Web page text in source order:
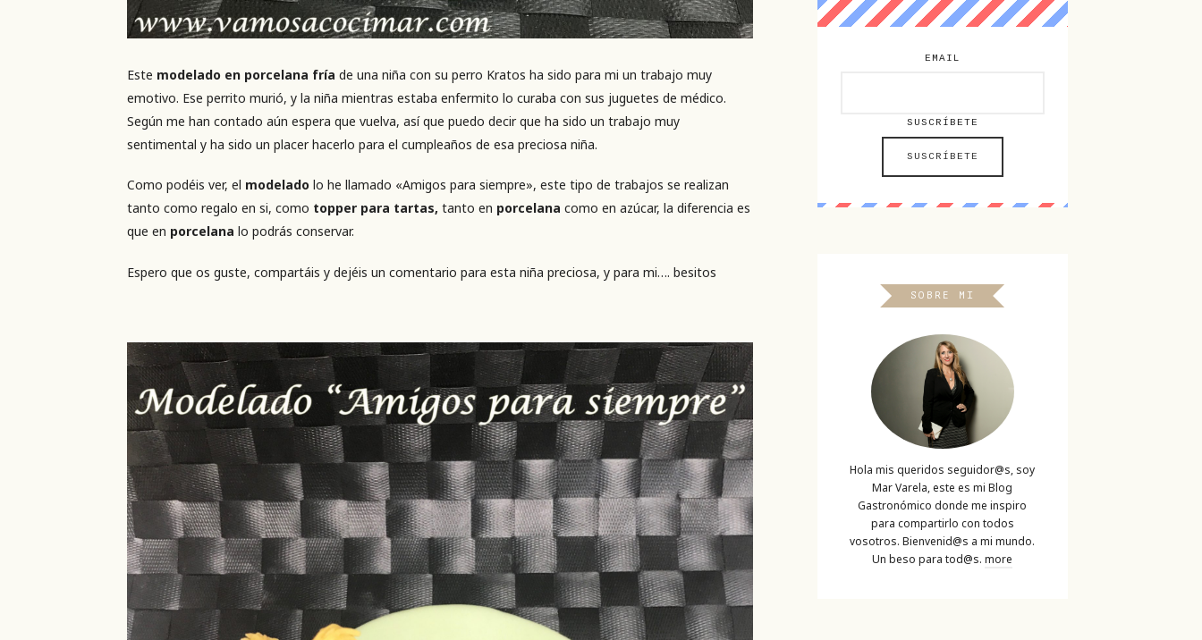
Este modelado en porcelana fría de una niña con su perro Kratos ha sido para mi un trabajo muy
emotivo. Ese perrito murió, y la niña mientras estaba enfermito lo curaba con sus juguetes de médico.
Según me han contado aún espera que vuelva, así que puedo decir que ha sido un trabajo muy
sentimental y ha sido un placer hacerlo para el cumpleaños de esa preciosa niña.
Como podéis ver, el modelado lo he llamado «Amigos para siempre», este tipo de trabajos se realizan
tanto como regalo en si, como topper para tartas, tanto en porcelana como en azúcar, la diferencia es
que en porcelana lo podrás conservar.
Espero que os guste, compartáis y dejéis un comentario para esta niña preciosa, y para mi…. besitos
EMAIL
SUSCRÍBETE
SOBRE MI
Hola mis queridos seguidor@s, soy
Mar Varela, este es mi Blog
Gastronómico donde me inspiro
para compartirlo con todos
vosotros. Bienvenid@s a mi mundo.
Un beso para tod@s.more